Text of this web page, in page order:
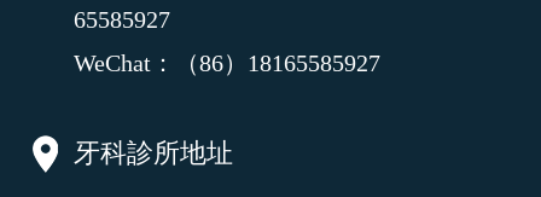
65585927
WeChat：（86）18165585927
牙科診所地址